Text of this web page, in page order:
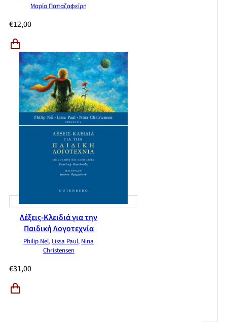
Μαρία Παπαζαφείρη
€12,00
Λέξεις-Κλειδιά για την
Παιδική Λογοτεχνία
Philip Nel, Lissa Paul, Nina
Christensen
€31,00